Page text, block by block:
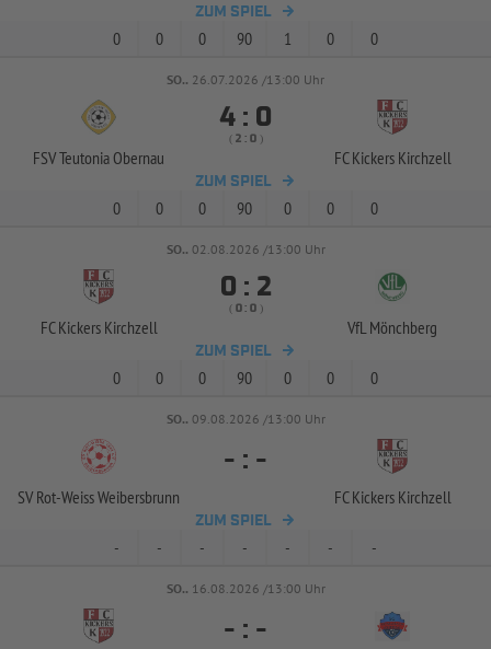
ZUM SPIEL
0 0 0 90 1 0 0
SO.. 26.07.2026 /13:00 Uhr
FSV Teutonia Obernau
 : 
(  :  )
FC Kickers Kirchzell
ZUM SPIEL
0 0 0 90 0 0 0
SO.. 02.08.2026 /13:00 Uhr
FC Kickers Kirchzell
 : 
( :  )
VfL Mönchberg
ZUM SPIEL
0 0 0 90 0 0 0
SO.. 09.08.2026 /13:00 Uhr
SV Rot-Weiss Weibersbrunn
- : -
FC Kickers Kirchzell
ZUM SPIEL
- - - - - - -
SO.. 16.08.2026 /13:00 Uhr
- : -